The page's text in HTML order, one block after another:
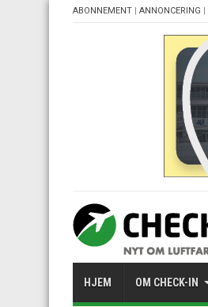
ABONNEMENT | ANNONCERING |
HJEM OM CHECK-IN